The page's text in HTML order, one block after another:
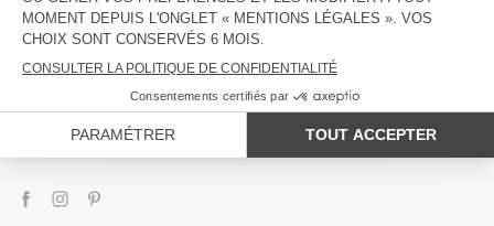
TAILLE ET COUPE
COMPOSITION
ENTRETIEN
TRAÇABILITÉ